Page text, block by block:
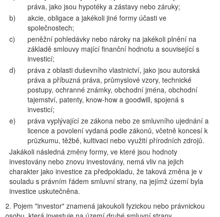
práva, jako jsou hypotéky a zástavy nebo záruky;
b)
akcie, obligace a jakékoli jiné formy účasti ve
společnostech;
c)
peněžní pohledávky nebo nároky na jakékoli plnění na
základě smlouvy mající finanční hodnotu a související s
investicí;
d)
práva z oblasti duševního vlastnictví, jako jsou autorská
práva a příbuzná práva, průmyslové vzory, technické
postupy, ochranné známky, obchodní jména, obchodní
tajemství, patenty, know-how a goodwill, spojená s
investicí;
e)
práva vyplývající ze zákona nebo ze smluvního ujednání a
licence a povolení vydaná podle zákonů, včetně koncesí k
průzkumu, těžbě, kultivaci nebo využití přírodních zdrojů.
Jakákoli následná změny formy, ve které jsou hodnoty
investovány nebo znovu investovány, nemá vliv na jejich
charakter jako investice za předpokladu, že taková změna je v
souladu s právním řádem smluvní strany, na jejímž území byla
investice uskutečněna.
2. Pojem "investor" znamená jakoukoli fyzickou nebo právnickou